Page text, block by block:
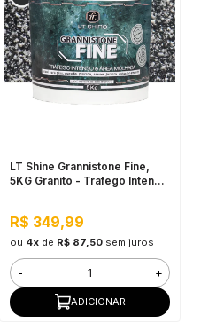
LT Shine Grannistone Fine,
5KG Granito - Trafego Intenso
R$ 349,99
ou 4xde R$ 87,50 sem juros
- +
ADICIONAR